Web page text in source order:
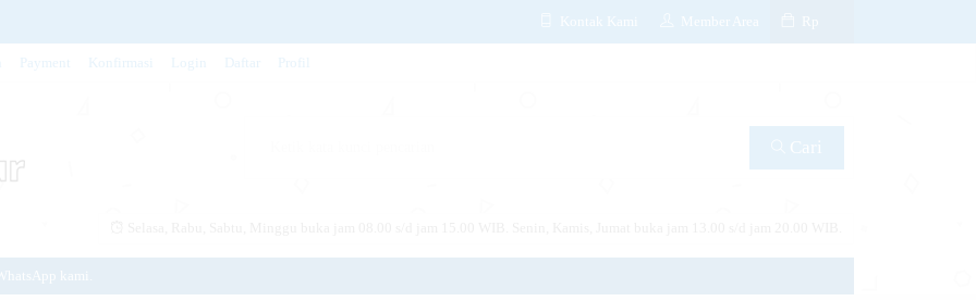
8993296210005
DARUL KITAB
MERAH 8999999059309
Kontak Kami Member Area Rp
Payment Konfirmasi Login Daftar Profil
Cari
kami.